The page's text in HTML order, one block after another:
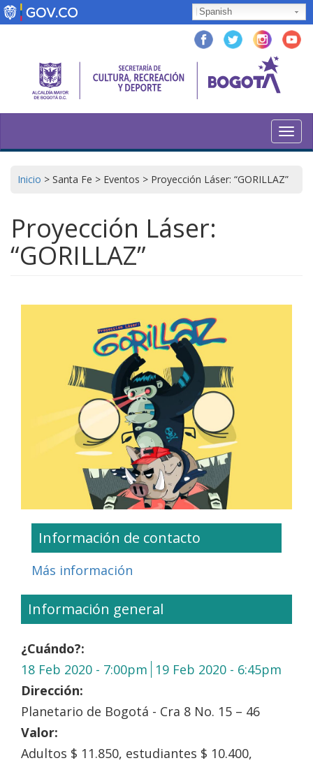
Pasar
al
Spanish
Inicio > Santa Fe > Eventos > Proyección Láser: “GORILLAZ”
Proyección Láser:
“GORILLAZ”
Información de contacto
Más información
Información general
¿Cuándo?:
18 Feb 2020 - 7:00pm 19 Feb 2020 - 6:45pm
Dirección:
Planetario de Bogotá - Cra 8 No. 15 – 46
Valor:
Adultos $ 11.850, estudiantes $ 10.400,